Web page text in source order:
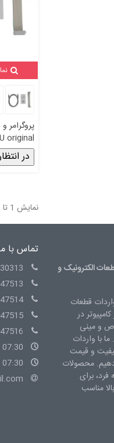
پروگرامر
original
ساخت
segger
در
نمایش 1 تا 10 از 10 مورد
الکترونیک و
از سال 2006 در واردات قطعات
نام کویر کامپیوتر در
و مینی
با واردات
و قیمت
محصولات
برای
مناسب
تماس با
07:30 - 15:00 شنبه الی چهارشنبه
07:30 - 14:00 پنج شنبه